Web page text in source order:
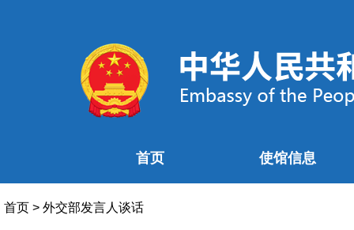
首页 使馆信息
首页 > 外交部发言人谈话